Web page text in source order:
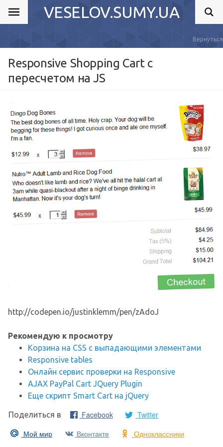
VESELOV.SUMY.UA
Вернуться
Responsive Shopping Cart с
пересчетом на JS
http://codepen.io/justinklemm/pen/zAdoJ
Рекомендую к просмотру
Корзина на CSS с выпадающими элементами
Responsive tables
Онлайн сервис проверки на Responsive
AJAX PayPal Cart JQuery Plugin
Еще скрипт Smart Cart на jQuery
Поделиться в Facebook
Twitter
Мой мир
Вконтакте Одноклассники